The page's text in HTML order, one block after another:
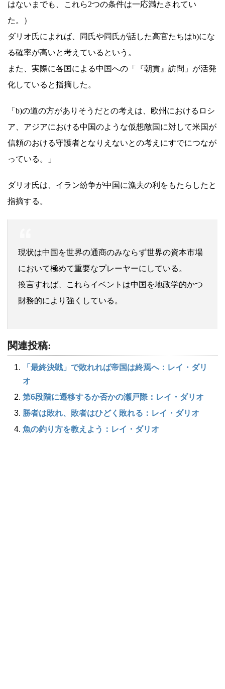
はないまでも、これら2つの条件は一応満たされてい
た。）
ダリオ氏によれば、同氏や同氏が話した高官たちはb)にな
る確率が高いと考えているという。
また、実際に各国による中国への「『朝貢』訪問」が活発
化していると指摘した。
「b)の道の方がありそうだとの考えは、欧州におけるロシ
ア、アジアにおける中国のような仮想敵国に対して米国が
信頼のおける守護者となりえないとの考えにすでにつなが
っている。」
ダリオ氏は、イラン紛争が中国に漁夫の利をもたらしたと
指摘する。
現状は中国を世界の通商のみならず世界の資本市場
において極めて重要なプレーヤーにしている。
換言すれば、これらイベントは中国を地政学的かつ
財務的により強くしている。
関連投稿:
「最終決戦」で敗れれば帝国は終焉へ：レイ・ダリ
オ
第6段階に遷移するか否かの瀬戸際：レイ・ダリオ
勝者は敗れ、敗者はひどく敗れる：レイ・ダリオ
魚の釣り方を教えよう：レイ・ダリオ